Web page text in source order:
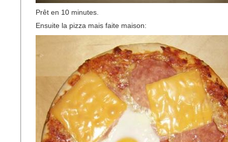
Prêt en 10 minutes.
Ensuite la pizza mais faite maison: